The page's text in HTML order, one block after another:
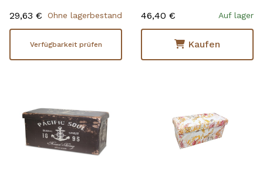
29,63 € Ohne lagerbestand
Verfügbarkeit prüfen
46,40 € Auf lager
Kaufen